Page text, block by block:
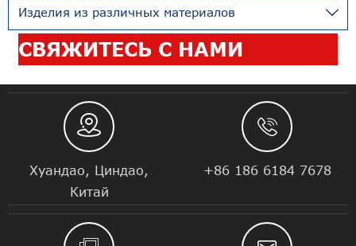
Изделия из различных материалов 
СВЯЖИТЕСЬ С НАМИ

Хуандао, Циндао,
Китай

+86 186 6184 7678